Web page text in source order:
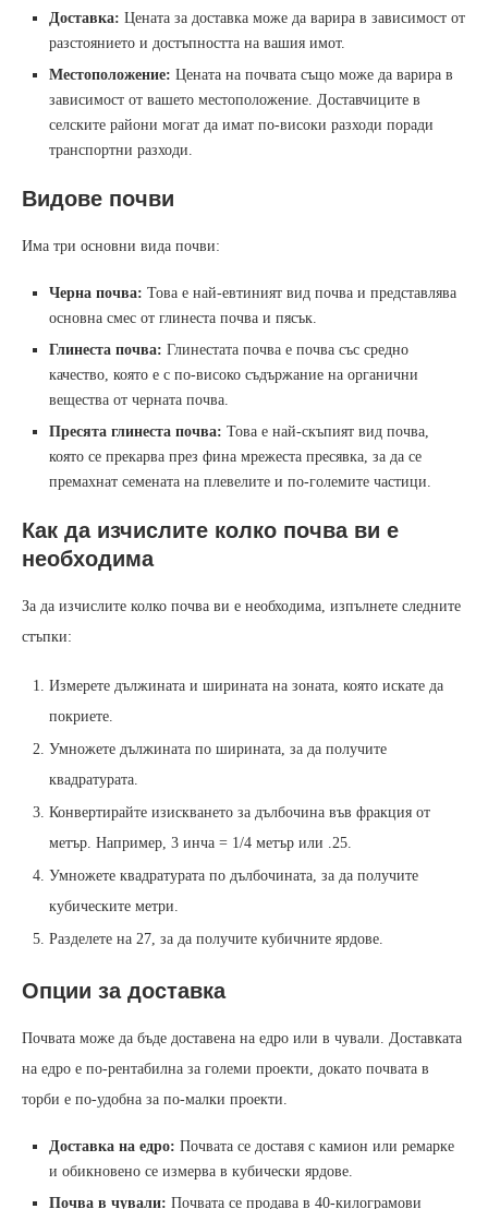
Доставка: Цената за доставка може да варира в зависимост от
разстоянието и достъпността на вашия имот.
Местоположение: Цената на почвата също може да варира в
зависимост от вашето местоположение. Доставчиците в
селските райони могат да имат по-високи разходи поради
транспортни разходи.
Видове почви
Има три основни вида почви:
Черна почва: Това е най-евтиният вид почва и представлява
основна смес от глинеста почва и пясък.
Глинеста почва: Глинестата почва е почва със средно
качество, която е с по-високо съдържание на органични
вещества от черната почва.
Пресята глинеста почва: Това е най-скъпият вид почва,
която се прекарва през фина мрежеста пресявка, за да се
премахнат семената на плевелите и по-големите частици.
Как да изчислите колко почва ви е
необходима
За да изчислите колко почва ви е необходима, изпълнете следните
стъпки:
Измерете дължината и ширината на зоната, която искате да
покриете.
Умножете дължината по ширината, за да получите
квадратурата.
Конвертирайте изискването за дълбочина във фракция от
метър. Например, 3 инча = 1/4 метър или .25.
Умножете квадратурата по дълбочината, за да получите
кубическите метри.
Разделете на 27, за да получите кубичните ярдове.
Опции за доставка
Почвата може да бъде доставена на едро или в чували. Доставката
на едро е по-рентабилна за големи проекти, докато почвата в
торби е по-удобна за по-малки проекти.
Доставка на едро: Почвата се доставя с камион или ремарке
и обикновено се измерва в кубически ярдове.
Почва в чували: Почвата се продава в 40-килограмови